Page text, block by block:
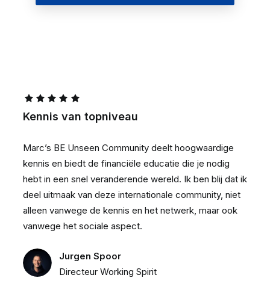
Kennis van topniveau
Marc’s BE Unseen Community deelt hoogwaardige
kennis en biedt de financiële educatie die je nodig
hebt in een snel veranderende wereld. Ik ben blij dat ik
deel uitmaak van deze internationale community, niet
alleen vanwege de kennis en het netwerk, maar ook
vanwege het sociale aspect.
Jurgen Spoor
Directeur Working Spirit